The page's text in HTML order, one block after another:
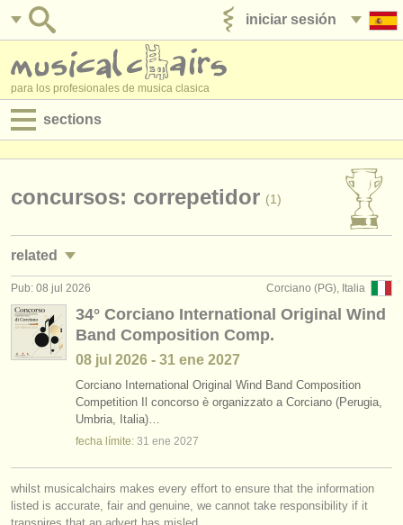
iniciar sesión
para los profesionales de musica clasica
sections
empleos - administración
degree courses
cursillos
concursos
instrumentos en venta
directorios:
concursos: correpetidor (1)
related
empleos - interpretación: dirección
empleos - interpretación: correpetidor (2)
empleos - enseñanza: correpetidor
cursos/masterclass dirección (59)
Corciano (PG), Italia
Pub: 08 jul 2026
34° Corciano International Original Wind
Band Composition Comp.
08 jul 2026 - 31 ene 2027
Corciano International Original Wind Band Composition
Competition Il concorso è organizzato a Corciano (Perugia,
Umbria, Italia)…
fecha límite: 31 ene 2027
whilst musicalchairs makes every effort to ensure that the information
listed is accurate, fair and genuine, we cannot take responsibility if it